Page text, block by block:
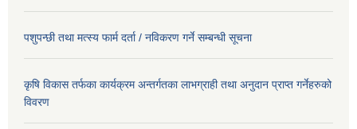
पशुपन्छी तथा मत्स्य फार्म दर्ता / नविकरण गर्ने सम्बन्धी सूचना
कृषि विकास तर्फका कार्यक्रम अन्तर्गतका लाभग्राही तथा अनुदान प्राप्त गर्नेहरुको
विवरण